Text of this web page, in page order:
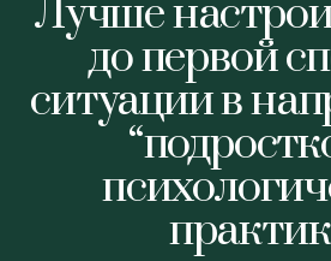
Лучше
до первой
ситуации в